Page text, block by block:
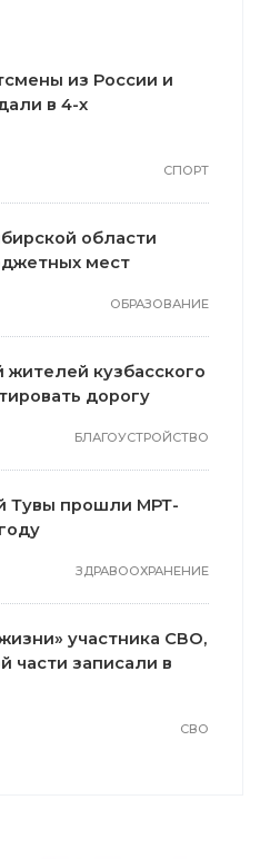
из России и
в 4-х
СПОРТ
области
мест
ОБРАЗОВАНИЕ
кузбасского
дорогу
БЛАГОУСТРОЙСТВО
Тувы прошли МРТ-
ЗДРАВООХРАНЕНИЕ
участника СВО,
части записали в
СВО